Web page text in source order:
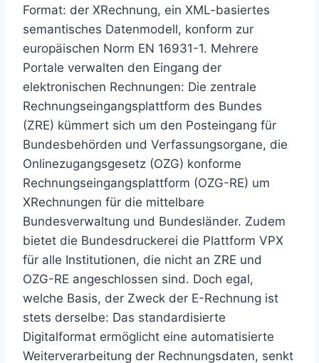
Format: der XRechnung, ein XML-basiertes
semantisches Datenmodell, konform zur
europäischen Norm EN 16931-1. Mehrere
Portale verwalten den Eingang der
elektronischen Rechnungen: Die zentrale
Rechnungseingangsplattform des Bundes
(ZRE) kümmert sich um den Posteingang für
Bundesbehörden und Verfassungsorgane, die
Onlinezugangsgesetz (OZG) konforme
Rechnungseingangsplattform (OZG-RE) um
XRechnungen für die mittelbare
Bundesverwaltung und Bundesländer. Zudem
bietet die Bundesdruckerei die Plattform VPX
für alle Institutionen, die nicht an ZRE und
OZG-RE angeschlossen sind. Doch egal,
welche Basis, der Zweck der E-Rechnung ist
stets derselbe: Das standardisierte
Digitalformat ermöglicht eine automatisierte
Weiterverarbeitung der Rechnungsdaten, senkt